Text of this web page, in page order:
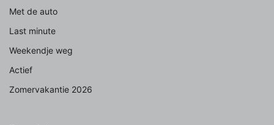
Met de auto
Last minute
Weekendje weg
Actief
Zomervakantie 2026